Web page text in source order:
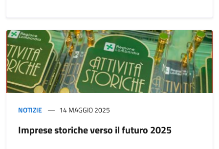
NOTIZIE 14 MAGGIO 2025
Imprese storiche verso il futuro 2025